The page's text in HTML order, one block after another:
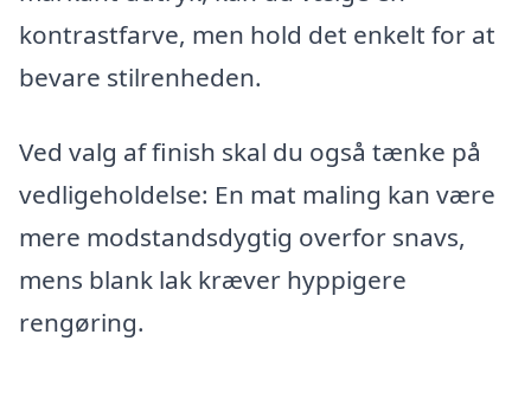
kontrastfarve, men hold det enkelt for at
bevare stilrenheden.
Ved valg af finish skal du også tænke på
vedligeholdelse: En mat maling kan være
mere modstandsdygtig overfor snavs,
mens blank lak kræver hyppigere
rengøring.